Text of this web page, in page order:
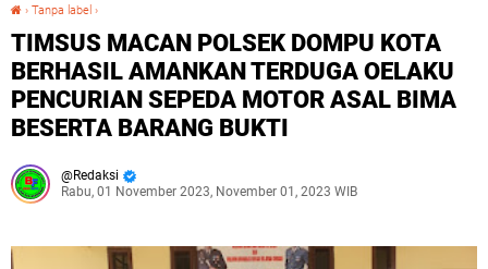
› Tanpa label ›
TIMSUS MACAN POLSEK DOMPU KOTA
BERHASIL AMANKAN TERDUGA OELAKU
PENCURIAN SEPEDA MOTOR ASAL BIMA
BESERTA BARANG BUKTI
Redaksi
Rabu, 01 November 2023, November 01, 2023 WIB